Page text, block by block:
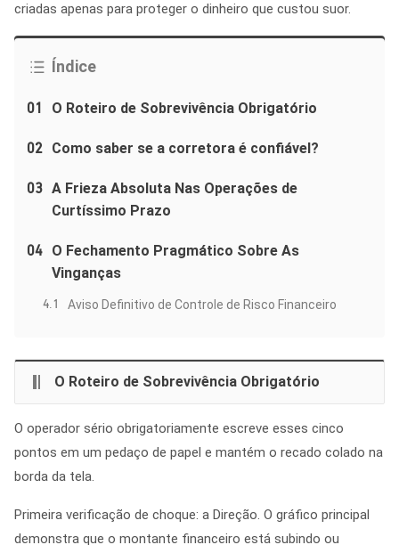
criadas apenas para proteger o dinheiro que custou suor.
Índice
01 O Roteiro de Sobrevivência Obrigatório
02 Como saber se a corretora é confiável?
03 A Frieza Absoluta Nas Operações de
Curtíssimo Prazo
04 O Fechamento Pragmático Sobre As
Vinganças
4.1 Aviso Definitivo de Controle de Risco Financeiro
O Roteiro de Sobrevivência Obrigatório
O operador sério obrigatoriamente escreve esses cinco
pontos em um pedaço de papel e mantém o recado colado na
borda da tela.
Primeira verificação de choque: a Direção. O gráfico principal
demonstra que o montante financeiro está subindo ou